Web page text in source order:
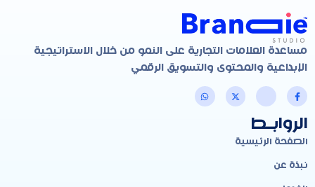
مساعدة العلامات التجارية على النمو من خلال الاستراتيجية
الإبداعية والمحتوى والتسويق الرقمي
الروابـط
الصفحة الرئيسية
نبذة عن